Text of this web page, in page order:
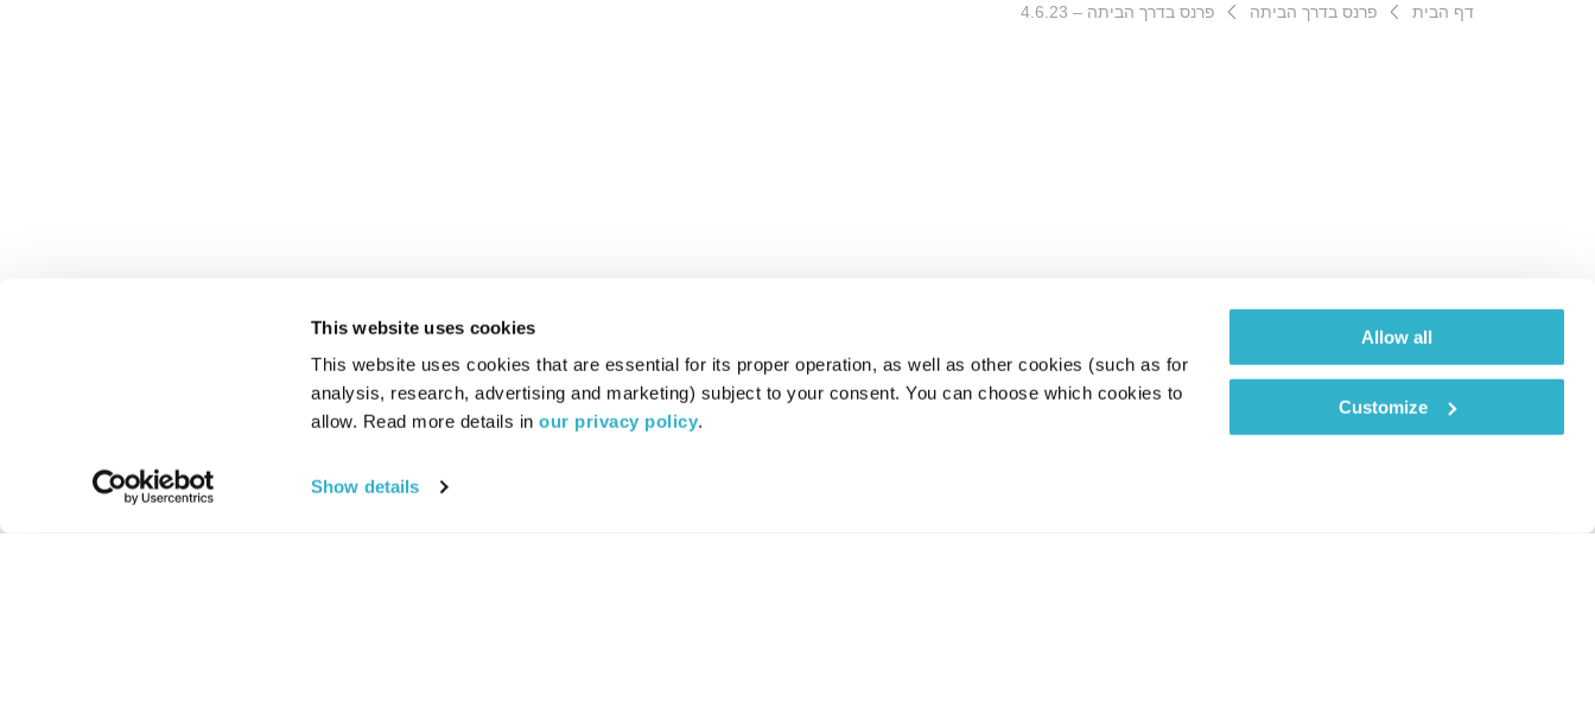
This website uses cookies
This website uses cookies that are essential for its proper operation, as well as other cookies (such as for
analysis, research, advertising and marketing) subject to your consent. You can choose which cookies to
allow. Read more details in our privacy policy.
Show details
Allow all
Customize
דף הבית פרנס בדרך הביתה פרנס בדרך הביתה – 4.6.23